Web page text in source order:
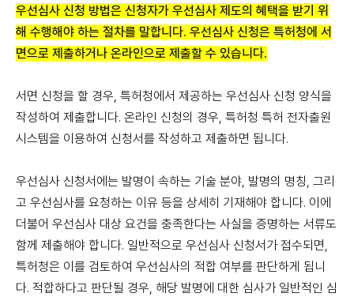
우선심사 신청 방법은 신청자가 우선심사 제도의 혜택을 받기 위
해 수행해야 하는 절차를 말합니다. 우선심사 신청은 특허청에 서
면으로 제출하거나 온라인으로 제출할 수 있습니다.
서면 신청을 할 경우, 특허청에서 제공하는 우선심사 신청 양식을
작성하여 제출합니다. 온라인 신청의 경우, 특허청 특허 전자출원
시스템을 이용하여 신청서를 작성하고 제출하면 됩니다.
우선심사 신청서에는 발명이 속하는 기술 분야, 발명의 명칭, 그리
고 우선심사를 요청하는 이유 등을 상세히 기재해야 합니다. 이에
더불어 우선심사 대상 요건을 충족한다는 사실을 증명하는 서류도
함께 제출해야 합니다. 일반적으로 우선심사 신청서가 접수되면,
특허청은 이를 검토하여 우선심사의 적합 여부를 판단하게 됩니
다. 적합하다고 판단될 경우, 해당 발명에 대한 심사가 일반적인 심